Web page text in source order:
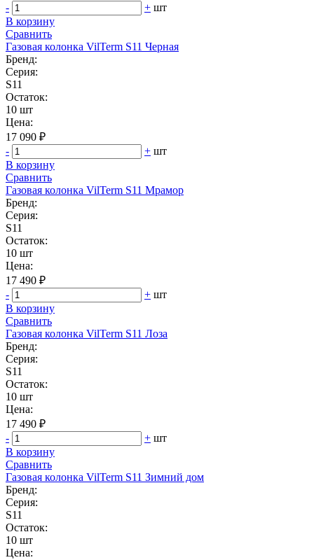
-
+ шт
В корзину
Сравнить
Газовая колонка VilTerm S11 Черная
Бренд:
Серия:
S11
Остаток:
10 шт
Цена:
17 090 ₽
-
+ шт
В корзину
Сравнить
Газовая колонка VilTerm S11 Мрамор
Бренд:
Серия:
S11
Остаток:
10 шт
Цена:
17 490 ₽
-
+ шт
В корзину
Сравнить
Газовая колонка VilTerm S11 Лоза
Бренд:
Серия:
S11
Остаток:
10 шт
Цена:
17 490 ₽
-
+ шт
В корзину
Сравнить
Газовая колонка VilTerm S11 Зимний дом
Бренд:
Серия:
S11
Остаток:
10 шт
Цена: